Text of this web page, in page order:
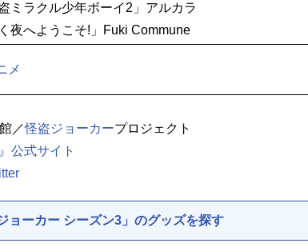
ミラクル少年ボーイ2」アルカラ
夜へようこそ!」Fuki Commune
メ
／怪盗ジョーカープロジェクト
公式サイト
ョーカー シーズン3」のグッズを探す